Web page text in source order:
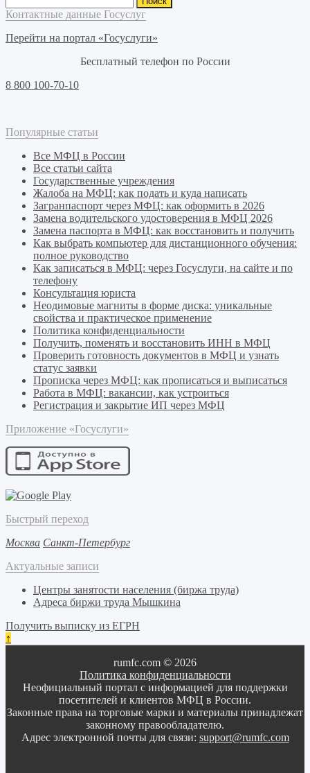
Контактные данные Госуслуг
Перейти на портал «Госуслуги»
Бесплатный телефон по России
8 800 100-70-10
Популярные статьи
Все МФЦ в России
Все статьи сайта
Государственные учреждения
Жалоба на МФЦ: как подать и куда написать
Загранпаспорт через МФЦ: как оформить в 2026
Замена водительского удостоверения в МФЦ 2026
Замена паспорта в МФЦ: как восстановить и получить
Как выбрать компьютер для дистанционного обучения:
полное руководство
Как записаться в МФЦ: через Госуслуги, на сайте и по
телефону
Консультация юриста
Неодимовые магниты в форме диска: уникальные
свойства и практическое применение
Политика конфиденциальности
Получить, поменять и восстановить ИНН в МФЦ
Проверить готовность документов в МФЦ и узнать
статус заявки
Прописка через МФЦ: как прописаться и выписаться
Работа в МФЦ: вакансии, как устроиться
Регистрация и закрытие ИП через МФЦ
Приложение «Госуслуги»
Быстрый переход
Москва Санкт-Петербург
Актуальные записи
Центры занятости населения (биржа труда)
Адреса биржи труда Мышкина
Получить выписку из ЕГРН
↑
rumfc.com © 2026
Политика конфиденциальности
Неофициальный портал с информацией для поддержки
посетителей и клиентов МФЦ в России.
Законные права на торговые марки и материалы принадлежат
законному правообладателю.
Адрес электронной почты для связи: support@rumfc.com